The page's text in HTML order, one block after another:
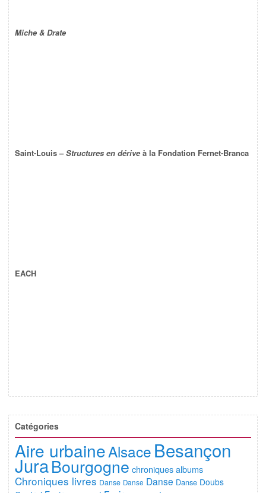
Miche & Drate
Saint-Louis –Structures en dérive à la Fondation Fernet-Branca
EACH
Catégories
Aire urbaineAlsace Besançon
JuraBourgogne chroniques albums
Chroniques livres Danse Danse Danse Danse Doubs